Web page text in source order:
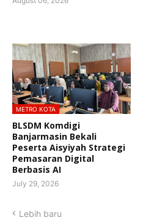
METRO KOTA
BLSDM Komdigi
Banjarmasin Bekali
Peserta Aisyiyah Strategi
Pemasaran Digital
Berbasis AI
July 29, 2026
Lebih baru